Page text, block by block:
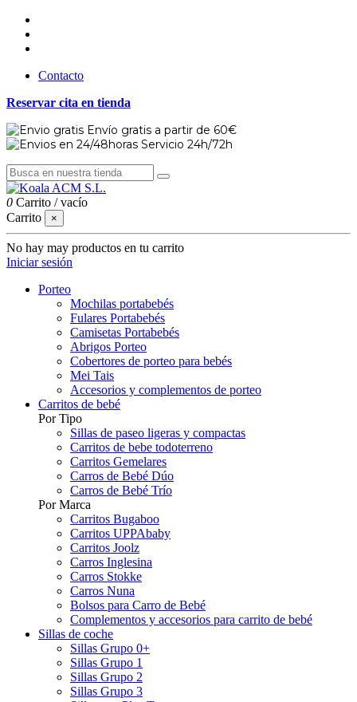
Contacto
Reservar cita en tienda
Envío gratis a partir de 60€
Servicio 24h/72h
0 Carrito /vacío
Carrito
×
No hay may productos en tu carrito
Iniciar sesión
Porteo
Mochilas portabebés
Fulares Portabebés
Camisetas Portabebés
Abrigos Porteo
Cobertores de porteo para bebés
Mei Tais
Accesorios y complementos de porteo
Carritos de bebé
Por Tipo
Sillas de paseo ligeras y compactas
Carritos de bebe todoterreno
Carritos Gemelares
Carros de Bebé Dúo
Carros de Bebé Trío
Por Marca
Carritos Bugaboo
Carritos UPPAbaby
Carritos Joolz
Carros Inglesina
Carros Stokke
Carros Nuna
Bolsos para Carro de Bebé
Complementos y accesorios para carrito de bebé
Sillas de coche
Sillas Grupo 0+
Sillas Grupo 1
Sillas Grupo 2
Sillas Grupo 3